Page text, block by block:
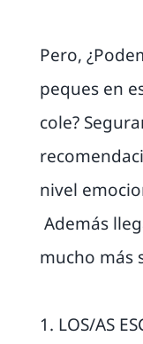
Pero,
peques en
cole?
nivel
Además
mucho más
1. LOS/AS